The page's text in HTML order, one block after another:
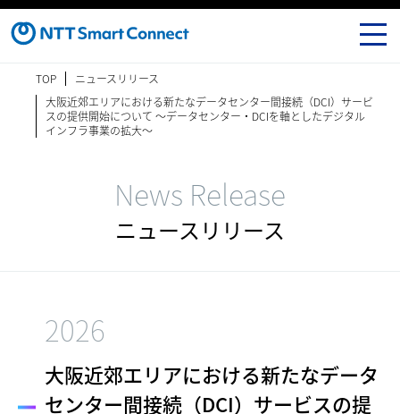
TOP
ニュースリリース
大阪近郊エリアにおける新たなデータセンター間接続（DCI）サービ
スの提供開始について ～データセンター・DCIを軸としたデジタル
インフラ事業の拡大～
News Release
ニュースリリース
2026
大阪近郊エリアにおける新たなデータ
センター間接続（DCI）サービスの提